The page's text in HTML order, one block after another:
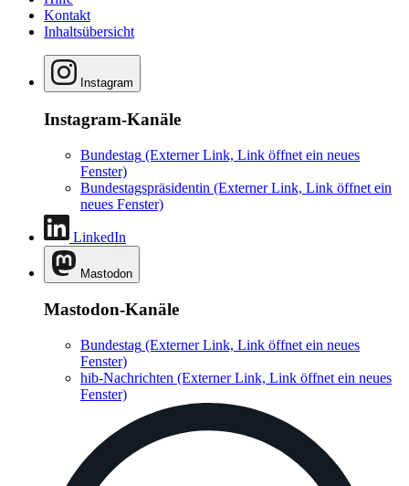
Kontakt
Inhaltsübersicht
Instagram
Instagram-Kanäle
Bundestag (Externer Link, Link öffnet ein neues
Fenster)
Bundestagspräsidentin (Externer Link, Link öffnet ein
neues Fenster)
LinkedIn
Mastodon
Mastodon-Kanäle
Bundestag (Externer Link, Link öffnet ein neues
Fenster)
hib-Nachrichten (Externer Link, Link öffnet ein neues
Fenster)